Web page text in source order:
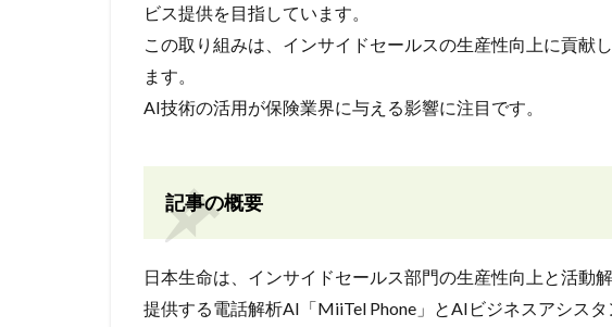
ビス提供を目指しています。
この取り組みは、インサイドセールスの生産性向上に貢献
ます。
AI技術の活用が保険業界に与える影響に注目です。
記事の概要
日本生命は、インサイドセールス部門の生産性向上と活動
提供する電話解析AI「MiiTel Phone」とAIビジネスアシス